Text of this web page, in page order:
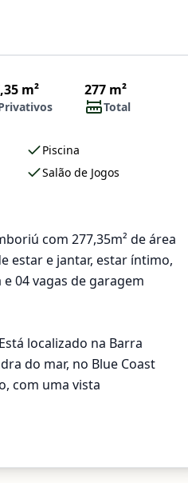
m² 277 m²
Total
Piscina
Salão de Jogos
com 277,35m² de área
estar e jantar, estar íntimo,
04 vagas de garagem
localizado na Barra
do mar, no Blue Coast
com uma vista